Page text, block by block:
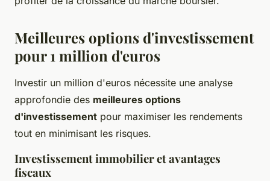
Meilleures options d'investissement
pour 1 million d'euros
Investir un million d'euros nécessite une analyse
approfondie des meilleures options
d'investissement pour maximiser les rendements
tout en minimisant les risques.
Investissement immobilier et avantages
fiscaux